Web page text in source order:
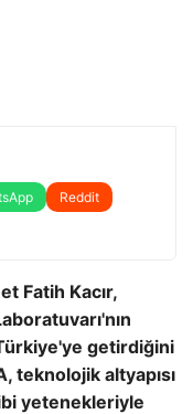
Reddit
Fatih Kacır,
getirdiğini
teknolojik altyapısı
yetenekleriyle